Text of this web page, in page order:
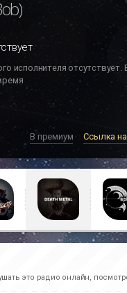
исполнителя
В премиум Ссылка
это радио онлайн,